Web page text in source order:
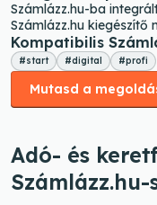
Számlázz.hu-ba
Számlázz.hu kiegészítő
Kompatibilis
#start #digital #profi
Mutasd a
Adó- és